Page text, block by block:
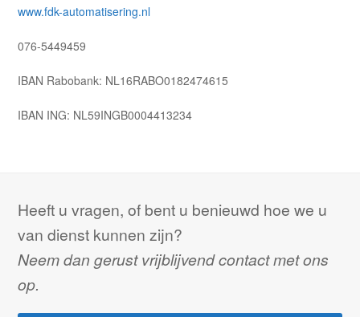
www.fdk-automatisering.nl
076-5449459
IBAN Rabobank: NL16RABO0182474615
IBAN ING: NL59INGB0004413234
Heeft u vragen, of bent u benieuwd hoe we u
van dienst kunnen zijn?
Neem dan gerust vrijblijvend contact met ons
op.